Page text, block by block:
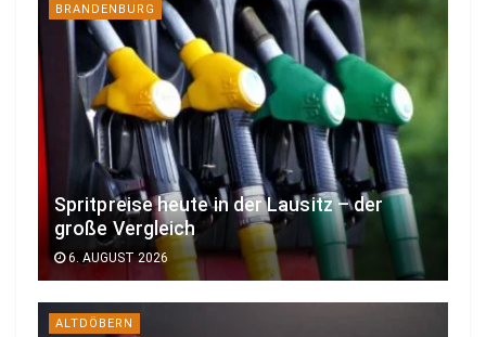
BRANDENBURG
Spritpreise heute in der Lausitz – der
große Vergleich
6. AUGUST 2026
ALTDÖBERN